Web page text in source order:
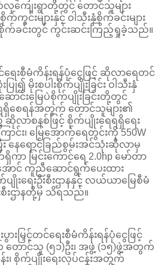
လှကျေးရွာတို့တွင် တောင်သူများ
က်ကွင်းများနှင့် ဝါသီးနှံစိုက်ခင်းများ
ပဲ စိုက်ခင်းတွင် ကွင်းဆင်းကြည့်ရှုခဲ့သည်။
ရေးစီမံကိန်းရန်ပုံငွေဖြင့် ဆိုလာရေတင်
၍ မိုးစပါးစိုက်ပျိုးခြင်း ဝါသီးနှံ
ဆောင်းမြေပဲစိုက်ပျိုးခြင်းတို့တွင်
စေရန်အတွက် တောင်သူများ၏
လာစနစ်ဖြင့် စိုက်ပျိုးရေရရှိရေး
ောင်း၊ မြေအောက်ရေတွင်းကို 550W
နေရောင်ခြည်စွမ်းအင်သုံးဆိုလာမှ
ကာ မြင်းကောင်ရေ 2.0hp မော်တာ
ောင် ကူညီဆောင်ရွက်ပေးထား
ျိုးရေးဦးစီးဌာနနှင့် လယ်ယာမြေစီမံ
းစီးဌာနတို့မှ သိရသည်။
းမြှင့်တင်ရေးစီမံကိန်းရန်ပုံငွေဖြင့်
တောင်သူ (၅၁)ဦး၊ အဖွဲ့ (၁၅)ဖွဲ့အတွက်
န်း၊ စိုက်ပျိုးရေးလုပ်ငန်းအတွက်